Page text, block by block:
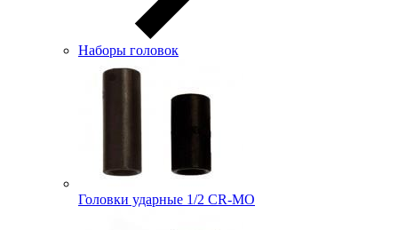
Наборы головок
Головки ударные 1/2 CR-MO